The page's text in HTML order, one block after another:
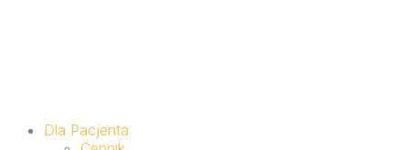
Dla Pacjenta